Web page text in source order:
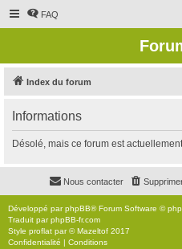
FAQ
Index du forum
Informations
Désolé, mais ce forum est
Nous contacter
Développé parphpBB® Forum Software ©
Traduit parphpBB-fr.com
Style proflat par ©Mazeltof 2017
Confidentialité | Conditions